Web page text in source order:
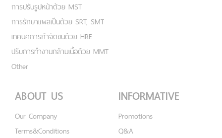
การปรับรูปหน้าด้วย MST
การรักษาแผลเป็นด้วย SRT, SMT
เทคนิคการกำจัดขนด้วย HRE
ปรับการทำงานกล้ามเนื้อด้วย MMT
Other
ABOUT US
Our Company
Terms&Conditions
INFORMATIVE
Promotions
Q&A